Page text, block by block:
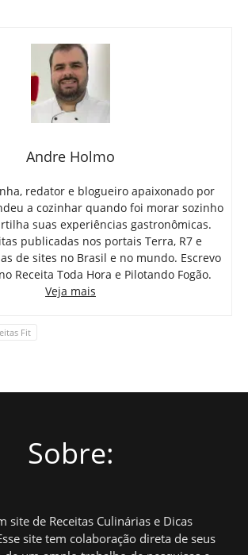
Andre Holmo
redator e blogueiro apaixonado por
a cozinhar quando foi morar sozinho
suas experiências gastronômicas.
publicadas nos portais Terra, R7 e
de sites no Brasil e no mundo. Escrevo
Receita Toda Hora e Pilotando Fogão.
Veja mais
Fit
Sobre:
site de Receitas Culinárias e Dicas
site tem colaboração direta de seus